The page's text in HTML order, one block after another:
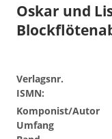
Oskar und
Verlagsnr.
ISMN:
Komponist/Autor
Umfang